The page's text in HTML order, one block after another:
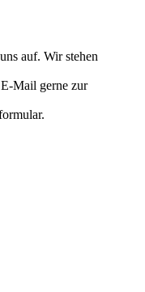
auf. Wir stehen
Mail gerne zur